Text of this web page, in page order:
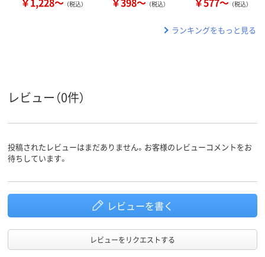
（税込） （税込） （税込）
ランキングをもっと見る
レビュー（0件）
投稿されたレビューはまだありません。お客様のレビューコメントをお
待ちしています。
レビューを書く
レビューをリクエストする